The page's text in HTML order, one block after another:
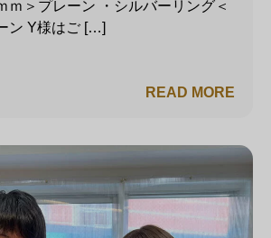
ｍ＞プレーン ・シルバーリング＜
ン Y様はご […]
READ MORE